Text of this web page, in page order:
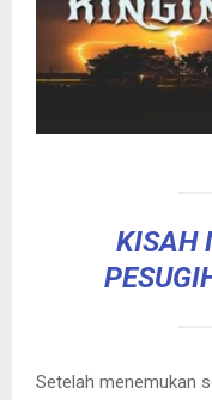
KISAH
Setelah menemukan